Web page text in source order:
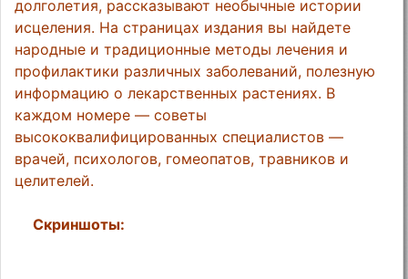
долголетия, рассказывают необычные истории
исцеления. На страницах издания вы найдете
народные и традиционные методы лечения и
профилактики различных заболеваний, полезную
информацию о лекарственных растениях. В
каждом номере — советы
высококвалифицированных специалистов —
врачей, психологов, гомеопатов, травников и
целителей.
Скриншоты: